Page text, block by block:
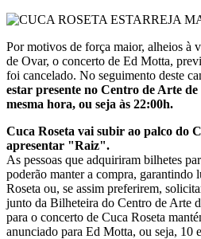
Por motivos de força maior, alheios à
de Ovar, o concerto de Ed Motta,
foi cancelado. No seguimento deste
estar presente no Centro de Arte
mesma hora, ou seja às 22:00h.
Cuca Roseta vai subir ao palco do
apresentar "Raiz".
As pessoas que adquiriram bilhetes
poderão manter a compra, garantindo
Roseta ou, se assim preferirem,
junto da Bilheteira do Centro de Arte
para o concerto de Cuca Roseta
anunciado para Ed Motta, ou seja, 10